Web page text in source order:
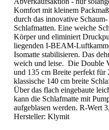
Komfort mit kleinem
durch das innovative
Schlafmatten. Eine weiche
Körper und eliminiert
liegenden I-BEAM-
Isomatte stabilisieren. Das
weich und leise. Die Double
und 135 cm Breite perfekt für
klassische 140 cm breite
Über das flach eingebaute
kann die Schlafmatte mit
aufgeblasen werden. R-Wert
Hersteller: Klymit